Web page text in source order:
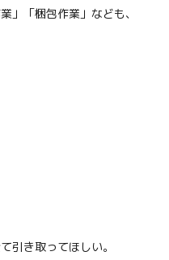
」「梱包作業」なども、
引き取ってほしい。